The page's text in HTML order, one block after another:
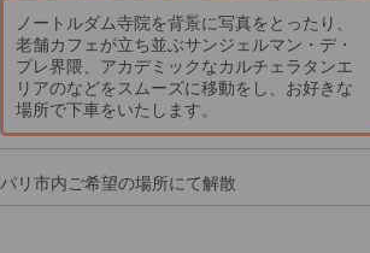
ェラタン
ノートルダム寺院を背景に写真をとったり、
老舗カフェが立ち並ぶサンジェルマン・デ・
プレ界隈、アカデミックなカルチェラタンエ
リアのなどをスムーズに移動をし、お好きな
場所で下車をいたします。
パリ市内ご希望の場所にて解散